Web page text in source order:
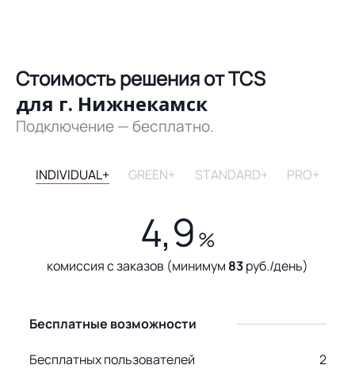
Стоимость решения от TCS
для г. Нижнекамск
Подключение — бесплатно.
INDIVIDUAL+ GREEN+ STANDARD+ PRO+
4,9 %
комиссия с заказов (минимум 83руб./день)
Бесплатные возможности
Бесплатных пользователей 2